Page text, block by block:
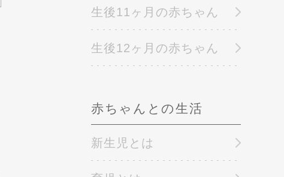
生後11ヶ月の赤ちゃん
生後12ヶ月の赤ちゃん
赤ちゃんとの生活
新生児とは